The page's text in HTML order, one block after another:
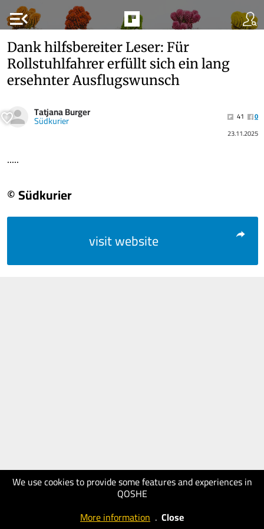
menu_open
We use cookies to provide some features and experiences in
QOSHE
More information . Close
Dank hilfsbereiter Leser: Für
Rollstuhlfahrer erfüllt sich ein lang
ersehnter Ausflugswunsch
Tatjana Burger
Südkurier 41
0
23.11.2025
.....
© Südkurier
visit website